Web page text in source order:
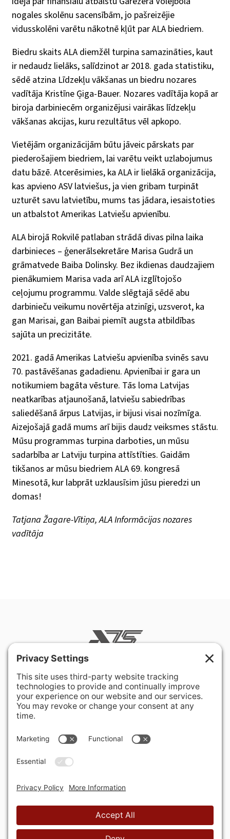
nogales skolēnu sacensībām, jo pašreizējie
vidusskolēni varētu nākotnē kļūt par ALA biedriem.
Biedru skaits ALA diemžēl turpina samazināties, kaut
ir nedaudz lielāks, salīdzinot ar 2018. gada statistiku,
sēdē atzina Līdzekļu vākšanas un biedru nozares
vadītāja Kristīne Ģiga-Bauer. Nozares vadītāja kopā ar
biroja darbiniecēm organizējusi vairākas līdzekļu
vākšanas akcijas, kuru rezultātus vēl apkopo.
Vietējām organizācijām būtu jāveic pārskats par
piederošajiem biedriem, lai varētu veikt uzlabojumus
datu bāzē. Atcerēsimies, ka ALA ir lielākā organizācija,
kas apvieno ASV latviešus, ja vien gribam turpināt
uzturēt savu latvietību, mums tas jādara, iesaistoties
un atbalstot Amerikas Latviešu apvienību.
ALA birojā Rokvilē patlaban strādā divas pilna laika
darbinieces – ģenerālsekretāre Marisa Gudrā un
grāmatvede Baiba Dolinsky. Bez ikdienas daudzajiem
pienākumiem Marisa vada arī ALA izglītojošo
ceļojumu programmu. Valde slēgtajā sēdē abu
darbinieču veikumu novērtēja atzinīgi, uzsverot, ka
gan Marisai, gan Baibai piemīt augsta atbildības
sajūta un precizitāte.
2021. gadā Amerikas Latviešu apvienība svinēs savu
70. pastāvēšanas gadadienu. Apvienībai ir gara un
notikumiem bagāta vēsture. Tās loma Latvijas
neatkarības atjaunošanā, latviešu sabiedrības
saliedēšanā ārpus Latvijas, ir bijusi visai nozīmīga.
Aizejošajā gadā mums arī bijis daudz veiksmes stāstu.
Mūsu programmas turpina darboties, un mūsu
sadarbība ar Latviju turpina attīstīties. Gaidām
tikšanos ar mūsu biedriem ALA 69. kongresā
Minesotā, kur labprāt uzklausīsim jūsu pieredzi un
domas!
Tatjana Žagare-Vītiņa, ALA Informācijas nozares
vadītāja
Rockville, MD 20850-3121 USA
+ 1 301 340 1914
© 2026 American Latvian Association